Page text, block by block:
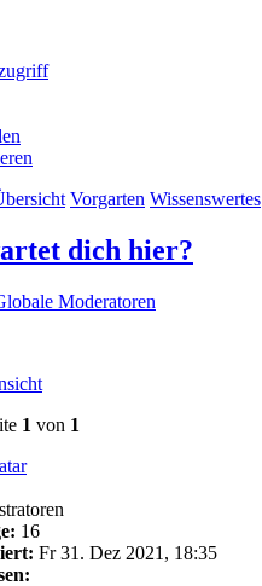
Vorgarten Wissenswertes
dich hier?
Moderatoren
1 von 1
16
Fr 31. Dez 2021, 18:35